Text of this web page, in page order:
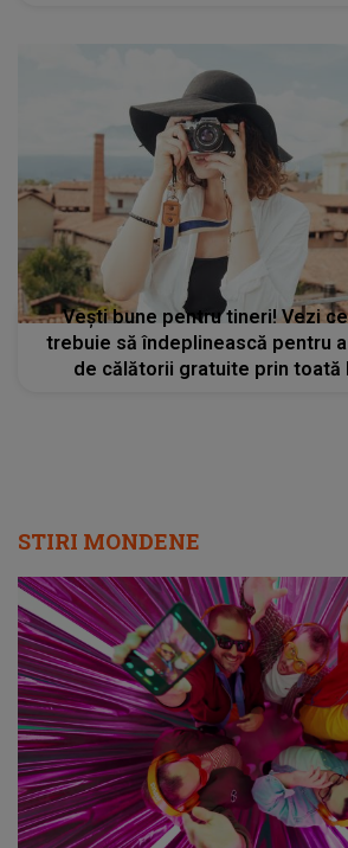
Vești bune pentru tineri! Vezi
trebuie să îndeplinească pentru
de călătorii gratuite prin toată
STIRI MONDENE